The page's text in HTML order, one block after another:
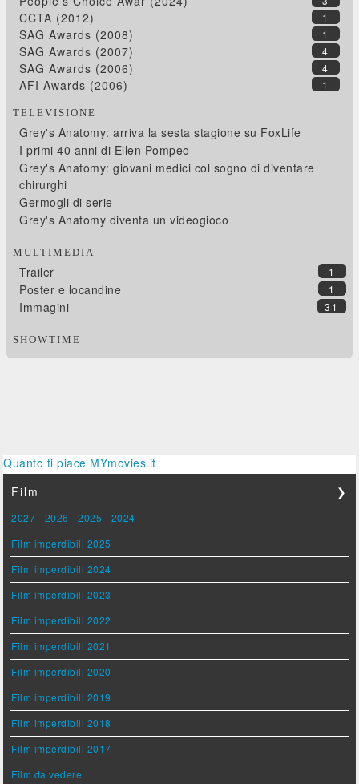
1
CCTA (2012)
1
SAG Awards (2008)
4
SAG Awards (2007)
4
SAG Awards (2006)
1
AFI Awards (2006)
TELEVISIONE
Grey's Anatomy: arriva la sesta stagione su FoxLife
I primi 40 anni di Ellen Pompeo
Grey's Anatomy: giovani medici col sogno di diventare
chirurghi
Germogli di serie
Grey's Anatomy diventa un videogioco
MULTIMEDIA
1
Trailer
1
Poster e locandine
31
Immagini
SHOWTIME
Quanto ti piace MYmovies.it
Film
❯
2027 - 2026 -2025 - 2024
Film imperdibili 2025
Film imperdibili 2024
Film imperdibili 2023
Film imperdibili 2022
Film imperdibili 2021
Film imperdibili 2020
Film imperdibili 2019
Film imperdibili 2018
Film imperdibili 2017
Film da vedere